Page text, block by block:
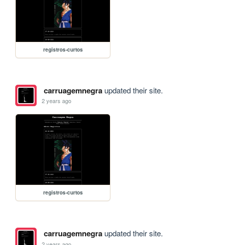
registros-curtos
carruagemnegraupdated their site.
2 years ago
registros-curtos
carruagemnegraupdated their site.